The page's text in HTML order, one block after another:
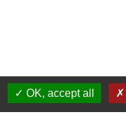
OK, accept all